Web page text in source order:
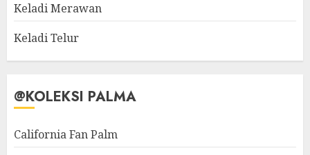
Keladi Merawan
Keladi Telur
@KOLEKSI PALMA
California Fan Palm